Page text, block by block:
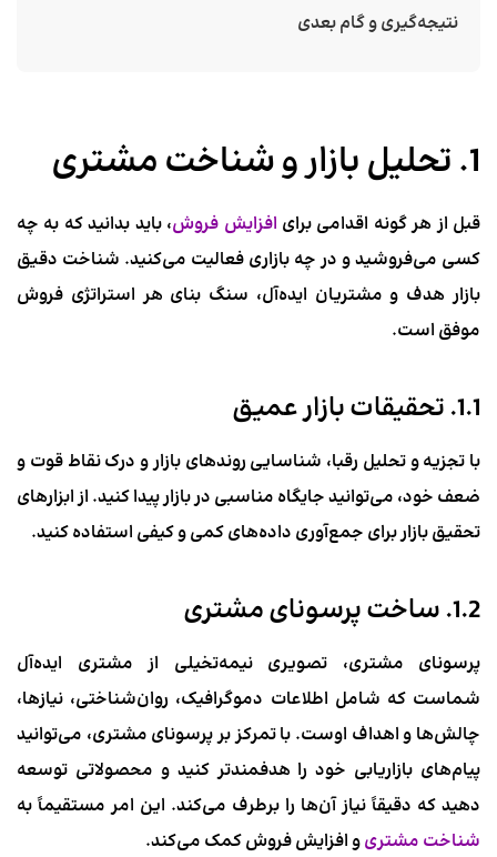
نتیجه‌گیری و گام بعدی
1. تحلیل بازار و شناخت مشتری
قبل از هر گونه اقدامی برای افزایش فروش، باید بدانید که به چه
کسی می‌فروشید و در چه بازاری فعالیت می‌کنید. شناخت دقیق
بازار هدف و مشتریان ایده‌آل، سنگ بنای هر استراتژی فروش
موفق است.
1.1. تحقیقات بازار عمیق
با تجزیه و تحلیل رقبا، شناسایی روندهای بازار و درک نقاط قوت و
ضعف خود، می‌توانید جایگاه مناسبی در بازار پیدا کنید. از ابزارهای
تحقیق بازار برای جمع‌آوری داده‌های کمی و کیفی استفاده کنید.
1.2. ساخت پرسونای مشتری
پرسونای مشتری، تصویری نیمه‌تخیلی از مشتری ایده‌آل
شماست که شامل اطلاعات دموگرافیک، روان‌شناختی، نیازها،
چالش‌ها و اهداف اوست. با تمرکز بر پرسونای مشتری، می‌توانید
پیام‌های بازاریابی خود را هدفمندتر کنید و محصولاتی توسعه
دهید که دقیقاً نیاز آن‌ها را برطرف می‌کند. این امر مستقیماً به
شناخت مشتریو افزایش فروش کمک می‌کند.